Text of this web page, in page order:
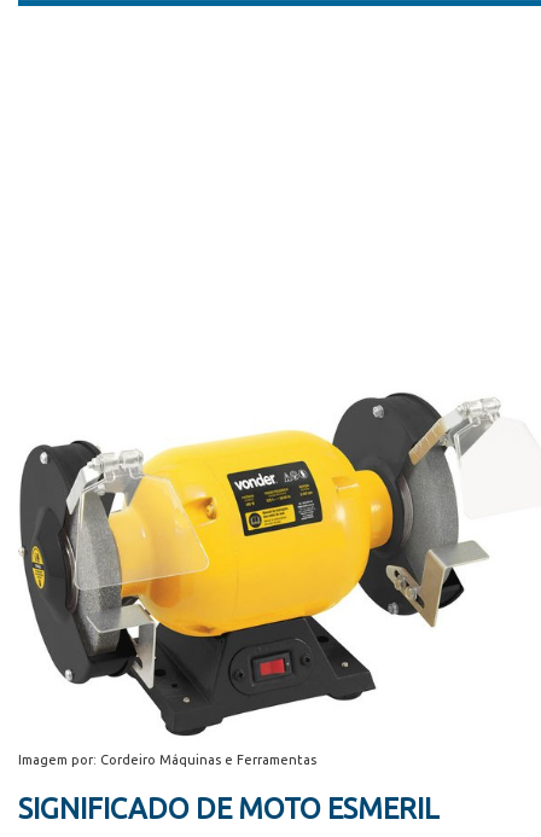
Imagem por: Cordeiro Máquinas e Ferramentas
SIGNIFICADO DE MOTO ESMERIL